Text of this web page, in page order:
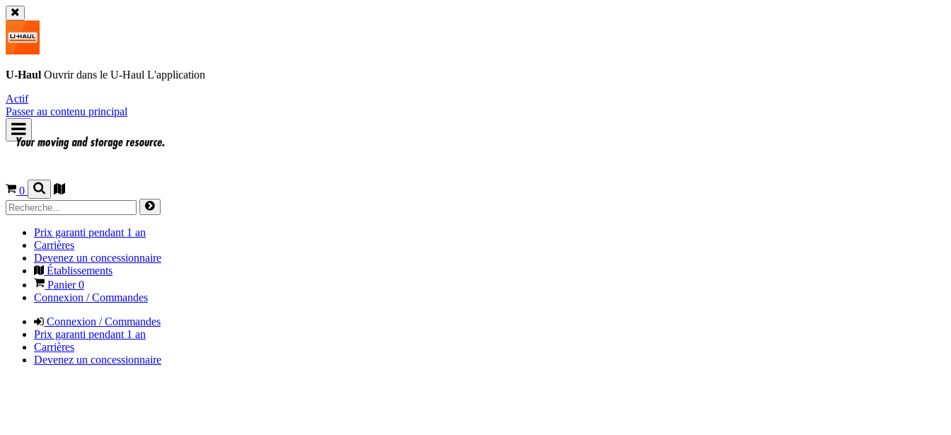
U-Haul Ouvrir dans le U-Haul L'application
Actif
Passer au contenu principal
0
Prix garanti pendant 1 an
Carrières
Devenez un concessionnaire
Établissements
Panier0
Connexion / Commandes
Connexion / Commandes
Prix garanti pendant 1 an
Carrières
Devenez un concessionnaire